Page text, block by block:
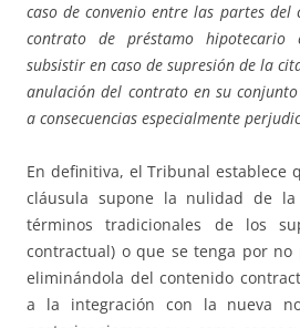
caso de convenio entre las partes
contrato de préstamo hipotecario
subsistir en caso de supresión de la
anulación del contrato en su
a consecuencias especialmente
En definitiva, el Tribunal establece
cláusula supone la nulidad de
términos tradicionales de los
contractual) o que se tenga por no
eliminándola del contenido
a la integración con la nueva